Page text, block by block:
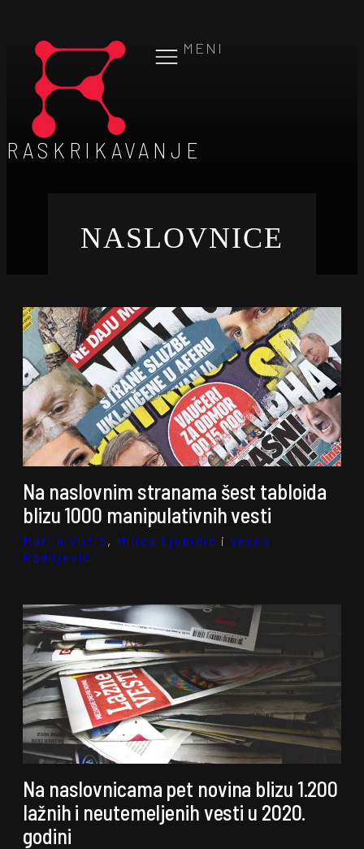
MENI
RASKRIKAVANJE
NASLOVNICE
Na naslovnim stranama šest tabloida
blizu 1000 manipulativnih vesti
Marija Vučić, Milica Ljubičić i Vesna
Radojević
Na naslovnicama pet novina blizu 1.200
lažnih i neutemeljenih vesti u 2020.
godini